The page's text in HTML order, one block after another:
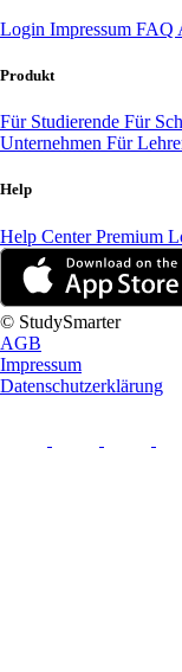
Login Impressum FAQ
Produkt
Für Studierende Für
Unternehmen Für
Help
Help CenterPremium
© StudySmarter
AGB
Impressum
Datenschutzerklärung